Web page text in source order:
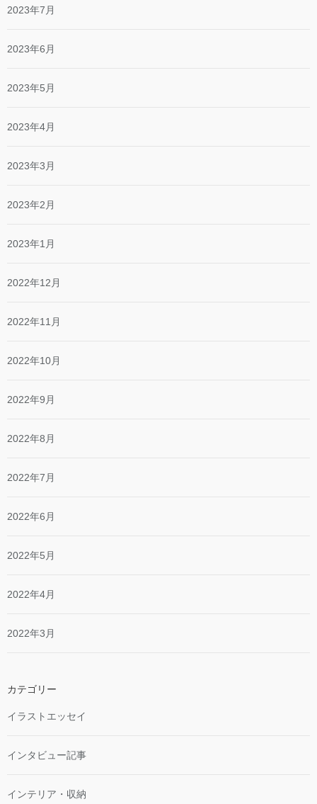
2023年7月
2023年6月
2023年5月
2023年4月
2023年3月
2023年2月
2023年1月
2022年12月
2022年11月
2022年10月
2022年9月
2022年8月
2022年7月
2022年6月
2022年5月
2022年4月
2022年3月
カテゴリー
イラストエッセイ
インタビュー記事
インテリア・収納